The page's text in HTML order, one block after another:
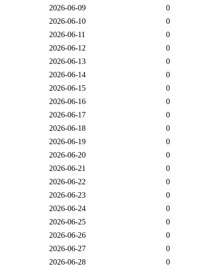
2026-06-09
0
2026-06-10
0
2026-06-11
0
2026-06-12
0
2026-06-13
0
2026-06-14
0
2026-06-15
0
2026-06-16
0
2026-06-17
0
2026-06-18
0
2026-06-19
0
2026-06-20
0
2026-06-21
0
2026-06-22
0
2026-06-23
0
2026-06-24
0
2026-06-25
0
2026-06-26
0
2026-06-27
0
2026-06-28
0